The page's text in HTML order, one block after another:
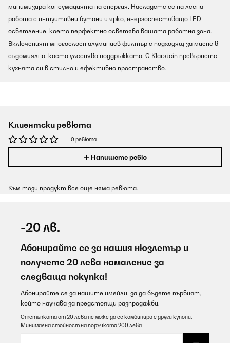
минимизира консумацията на енергия. Насладете се на лесна
работа с интуитивни бутони и ярко, енергоспестяващо LED
осветление, което перфектно осветява вашата работна зона.
Включеният многослоен алуминиев филтър е подходящ за миене в
съдомиялна, което улеснява поддръжката. С Klarstein превърнете
кухнята си в стилно и ефективно пространство.
Клиентски ревюта
0 ревюта
Напишете ревю
Към този продукт все още няма ревюта.
-20 лв.
Абонирайте се за нашия нюзлетър и
получете 20 лева намаление за
следваща покупка!
Абонирайте се за нашите имейли, за да бъдете първият,
който научава за предстоящи разпродажби.
Отстъпката от 20 лева не може да се комбинира с други купони.
Минимална стойност на поръчката 200 лева.